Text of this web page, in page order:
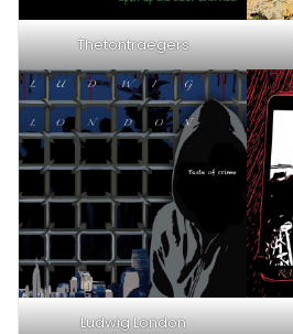
Thetontraegers
Ludwig London